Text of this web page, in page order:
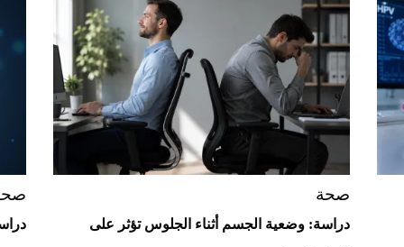
Aston Martin Valiant: على هوى الأبطال
صحة
دراسة: وضعية الجسم أثناء الجلوس تؤثر على